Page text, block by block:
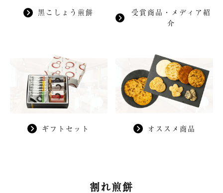
黒こしょう煎餅
受賞商品・メディア紹
介
ギフトセット オススメ商品
割れ煎餅